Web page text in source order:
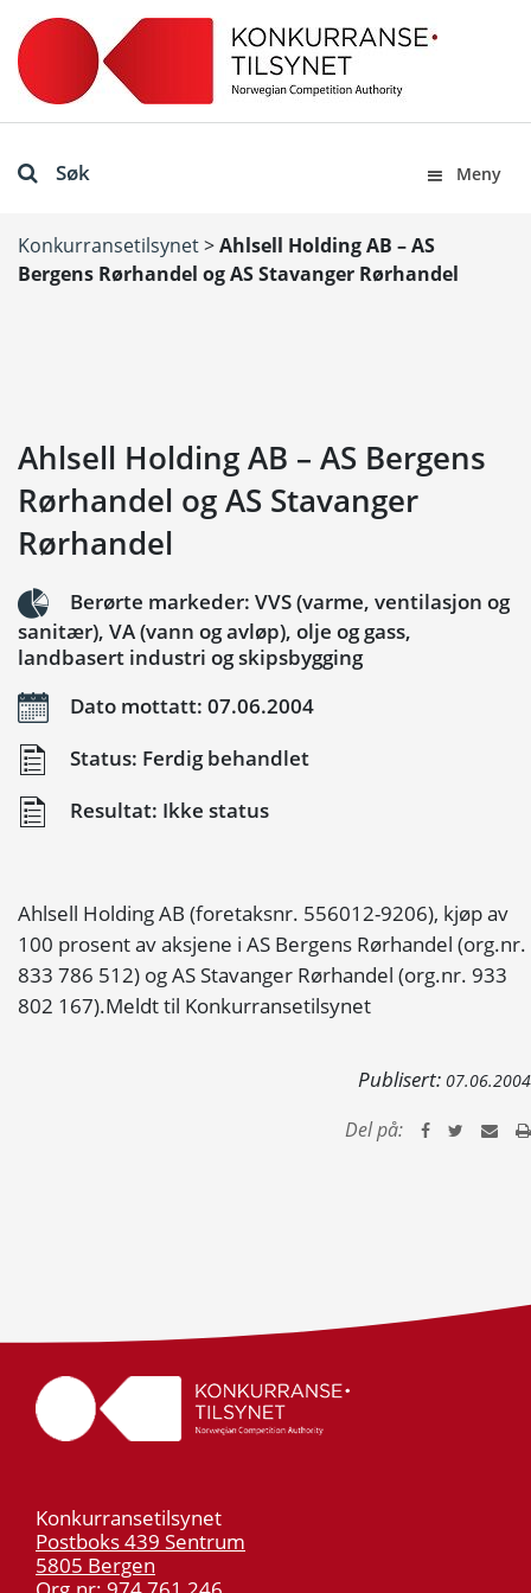
Søk Meny
Konkurransetilsynet>Ahlsell Holding AB – AS
Bergens Rørhandel og AS Stavanger Rørhandel
Ahlsell Holding AB – AS Bergens
Rørhandel og AS Stavanger
Rørhandel
Berørte markeder: VVS (varme, ventilasjon og
sanitær), VA (vann og avløp), olje og gass,
landbasert industri og skipsbygging
Dato mottatt: 07.06.2004
Status: Ferdig behandlet
Resultat: Ikke status
Ahlsell Holding AB (foretaksnr. 556012-9206), kjøp av
100 prosent av aksjene i AS Bergens Rørhandel (org.nr.
833 786 512) og AS Stavanger Rørhandel (org.nr. 933
802 167).Meldt til Konkurransetilsynet
Publisert: 07.06.2004
Del på:
Konkurransetilsynet
Postboks 439 Sentrum
5805 Bergen